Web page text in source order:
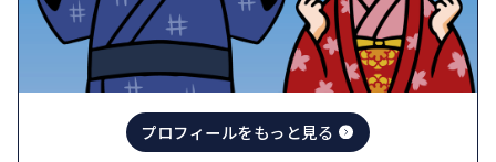
プロフィールをもっと見る